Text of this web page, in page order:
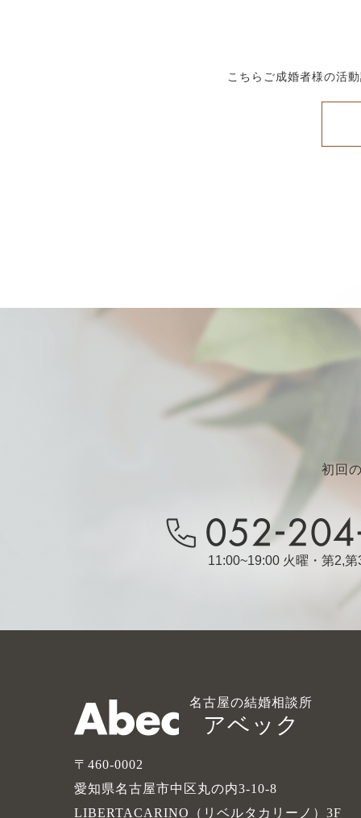
こちらご成婚者様の活
初回
11:00~19:00 火曜・第2,
名古屋の結婚相談所
アベック
〒460-0002
愛知県名古屋市中区丸の内3-10-8
LIBERTACARINO（リベルタカリーノ）3F